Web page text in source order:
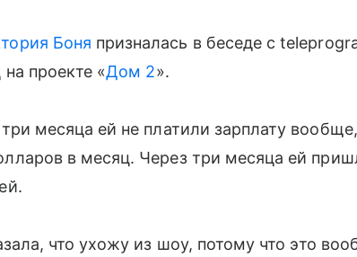
Боня призналась в беседе с
проекте «Дом 2».
месяца ей не платили зарплату
в месяц. Через три месяца ей
что ухожу из шоу, потому что это